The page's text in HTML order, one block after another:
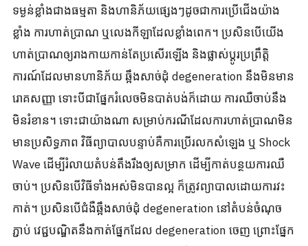
ទម្ងន់ខ្លាំងជាងធម្មតា និងហានិភ័យផ្សេងៗដូចជាការប្រើជើងយ៉ាង
ខ្លាំង ការហាត់ប្រាណ ឬលេងកីឡាដែលខ្លាំងពេក។ ប្រសិនបើយើង
ហាត់ប្រាណឲ្យរាងកាយកាន់តែប្រសើរឡើង និងផ្លាស់ប្តូរប្រព្រឹត្តិ
ការណ៍ដែលមានហានិភ័យ ឆ្អឹងសាច់ដុំ degeneration នឹងមិនមាន
រោគសញ្ញា ទោះបីជាផ្នែករំលេចមិនបាត់បង់ក៏ដោយ ការឈឺចាប់នឹង
មិនរំខាន។ ទោះជាយ៉ាងណា សម្រាប់ករណីដែលការហាត់ប្រាណមិន
មានប្រសិទ្ធភាព វិធីព្យាបាលបន្ទាប់គឺការប្រើរលកសំឡេង ឬ Shock
Wave ដើម្បីរំលាយតំបន់តឹងរឹងឲ្យសម្រាក ដើម្បីកាត់បន្ថយការឈឺ
ចាប់។ ប្រសិនបើវិធីទាំងអស់មិនបានល្អ ក៏ត្រូវព្យាបាលដោយការវះ
កាត់។ ប្រសិនបើជំងឺឆ្អឹងសាច់ដុំ degeneration នៅតំបន់ចំណុច
ភ្ជាប់ វេជ្ជបណ្ឌិតនឹងកាត់ផ្នែកដែល degeneration ចេញ ព្រោះផ្នែក